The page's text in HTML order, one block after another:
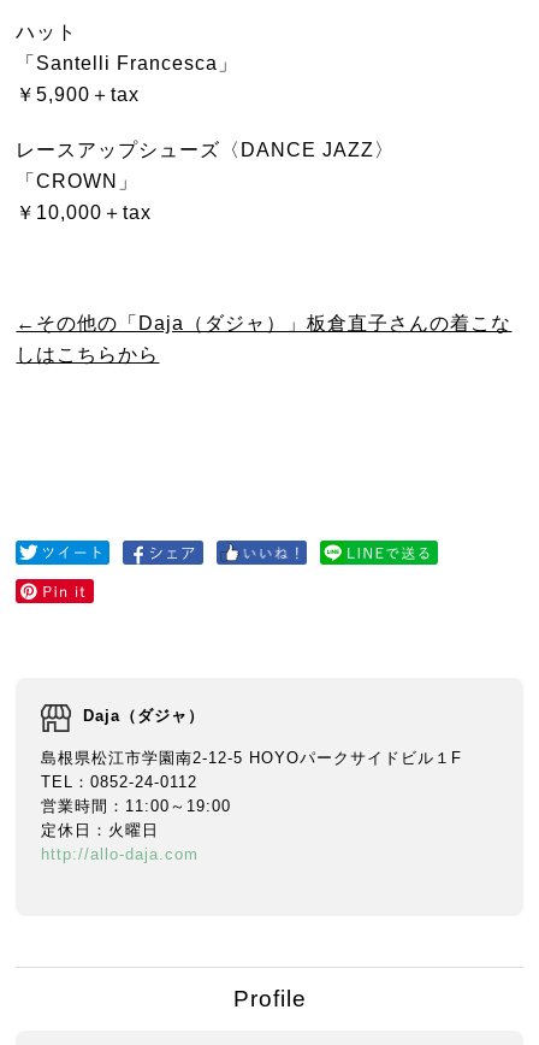
ハット
「Santelli Francesca」
￥5,900＋tax
レースアップシューズ〈DANCE JAZZ〉
「CROWN」
￥10,000＋tax
←その他の「Daja（ダジャ）」板倉直子さんの着こな
しはこちらから
Daja（ダジャ）
島根県松江市学園南2-12-5 HOYOパークサイドビル１F
TEL：0852-24-0112
営業時間：11:00～19:00
定休日：火曜日
http://allo-daja.com
Profile